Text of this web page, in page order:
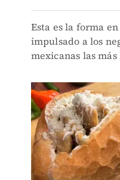
Esta es la forma
impulsado a los
mexicanas las